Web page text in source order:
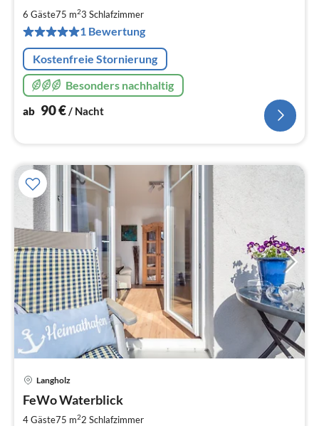
6 Gäste75 m23 Schlafzimmer
1 Bewertung
Kostenfreie Stornierung
Besonders nachhaltig
ab 90€/ Nacht
Langholz
FeWo Waterblick
4 Gäste75 m22 Schlafzimmer